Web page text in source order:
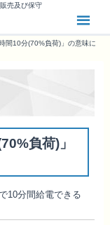
売及び保守
間10分(70%負荷)」の意味に
負荷)」
10分間給電できる